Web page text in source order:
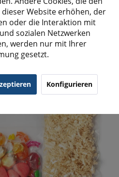
nach Maß
160x220 mm
Website erhöhen, der
oder die Interaktion mit
sozialen Netzwerken
werden nur mit Ihrer
gesetzt.
Konfigurieren